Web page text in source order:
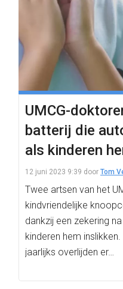
UMCG-
batterij die
als kinderen
12 juni 2023 9:39 door Tom
Twee artsen van het
kindvriendelijke
dankzij een zekering
kinderen hem
jaarlijks overlijden er…